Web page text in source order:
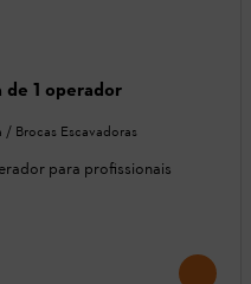
de 1 operador
/ Brocas Escavadoras
para profissionais